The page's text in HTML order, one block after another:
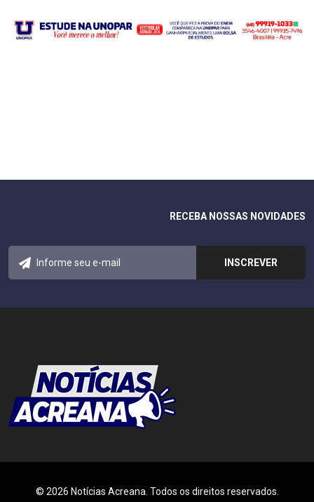
RECEBA NOSSAS NOVIDADES
© 2026 Notícias Acreana. Todos os direitos reservados.